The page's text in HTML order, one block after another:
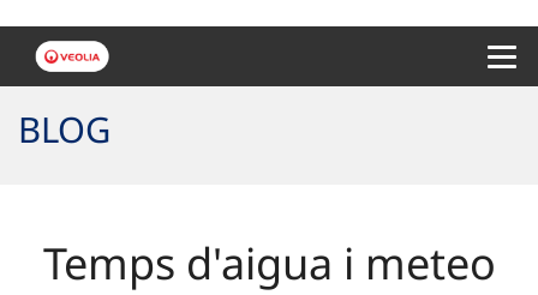
BLOG
Temps d'aigua i meteo